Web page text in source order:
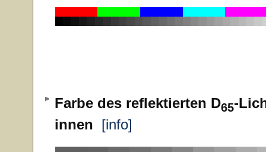
Farbe des reflektierten D65-
innen [info]